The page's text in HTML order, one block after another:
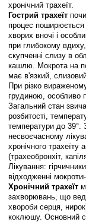
хронічний трахеїт.
Гострий трахеїт
процес поширюється
хворих вночі і
при глибокому
скупченні слизу в
кашлю. Мокрота на
має в'язкий,
При різко
грудиною, особливо
Загальний стан
розбитості,
температури до 39°.
несвоєчасному
хронічного
(трахеобронхіт,
Лікування:
відходженні
Хронічний трахеїт
захворювань, що
хвороби серця,
коклюшу. Основний